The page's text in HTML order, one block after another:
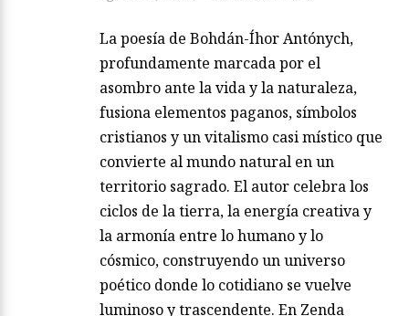
La poesía de Bohdán-Íhor Antónych,
profundamente marcada por el
asombro ante la vida y la naturaleza,
fusiona elementos paganos, símbolos
cristianos y un vitalismo casi místico que
convierte al mundo natural en un
territorio sagrado. El autor celebra los
ciclos de la tierra, la energía creativa y
la armonía entre lo humano y lo
cósmico, construyendo un universo
poético donde lo cotidiano se vuelve
luminoso y trascendente. En Zenda